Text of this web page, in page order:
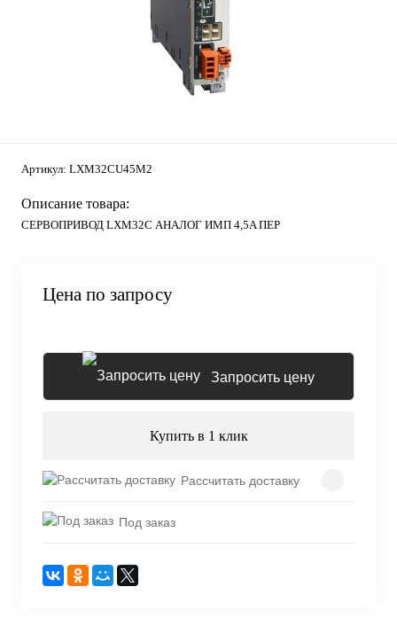
Артикул: LXM32CU45M2
Описание товара:
СЕРВОПРИВОД LXM32C АНАЛОГ ИМП 4,5A ПЕР
Цена по запросу
Запросить цену
Купить в 1 клик
Рассчитать доставку
Под заказ